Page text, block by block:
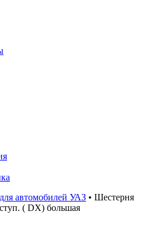
автомобилей УАЗ • Шестерня
( DX) большая